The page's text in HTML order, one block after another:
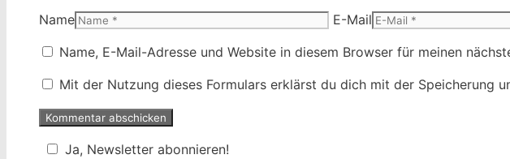
Name
E-Mail
Name, E-Mail-Adresse und Website in diesem Browser für meinen
Mit der Nutzung dieses Formulars erklärst du dich mit der Speicherung
Ja, Newsletter abonnieren!